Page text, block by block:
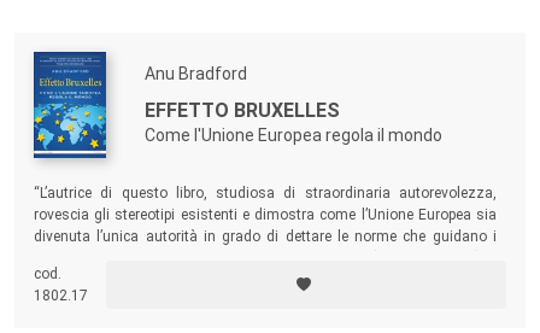
Anu Bradford
EFFETTO BRUXELLES
Come l'Unione Europea regola il mondo
“L’autrice di questo libro, studiosa di straordinaria autorevolezza,
rovescia gli stereotipi esistenti e dimostra come l’Unione Europea sia
divenuta l’unica autorità in grado di dettare le norme che guidano i
Questo potrebbe risultare per anni il libro più importante sul ruolo e
l’influenza dell'Europa nel mondo” (Foreign Affairs, Best Books 2020.)
cod.
1802.17